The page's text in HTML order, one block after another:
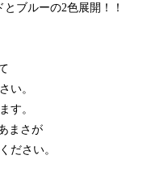
ブルーの2色展開！！
い。
す。
まさが
ださい。